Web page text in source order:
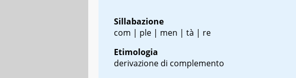
Sillabazione
com | ple | men | tà | re
Etimologia
derivazione di complemento